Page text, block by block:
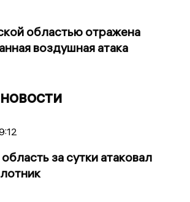
областью отражена
воздушная атака
за сутки атаковал